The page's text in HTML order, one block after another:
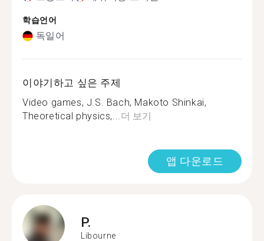
학습언어
독일어
이야기하고 싶은 주제
Video games, J.S. Bach, Makoto Shinkai,
Theoretical physics,...더 보기
앱 다운로드
P.
Libourne